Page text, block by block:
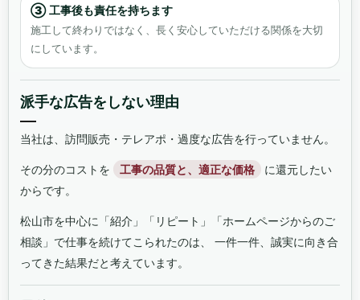
③ 工事後も責任を持ちます
施工して終わりではなく、長く安心していただける関係を大切
にしています。
派手な広告をしない理由
当社は、訪問販売・テレアポ・過度な広告を行っていません。
その分のコストを
工事の品質と、適正な価格
に還元したい
からです。
松山市を中心に「紹介」「リピート」「ホームページからのご
相談」で仕事を続けてこられたのは、 一件一件、誠実に向き合
ってきた結果だと考えています。